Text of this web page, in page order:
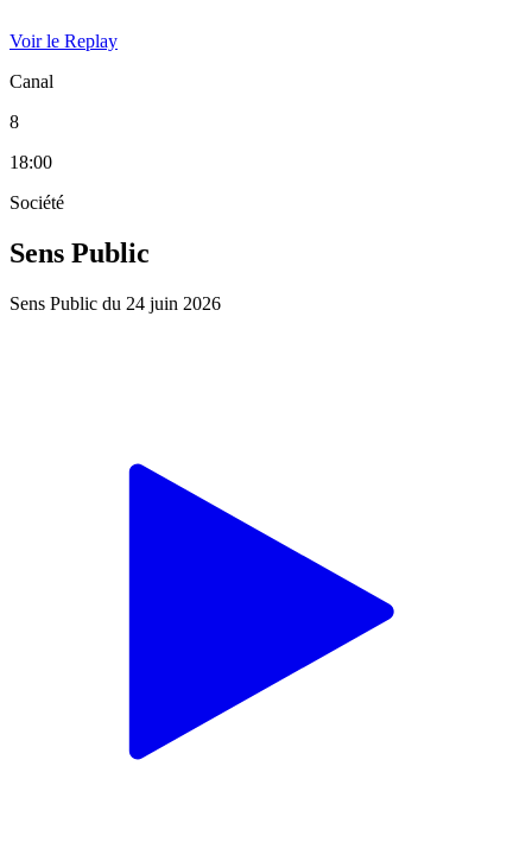
Voir le Replay
Canal
8
18:00
Société
Sens Public
Sens Public du 24 juin 2026